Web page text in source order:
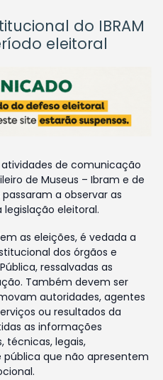
do IBRAM
eleitoral
de comunicação
de Museus – Ibram e de
a observar as
eleitoral.
as eleições, é vedada a
dos órgãos e
ressalvadas as
Também devem ser
autoridades, agentes
ou resultados da
as informações
técnicas, legais,
que não apresentem